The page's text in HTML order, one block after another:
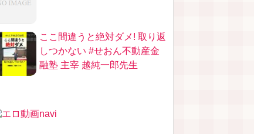
ここ間違うと絶対ダメ! 取り返
しつかない #せおん不動産金
融塾 主宰 越純一郎先生